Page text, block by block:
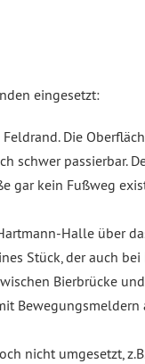
eingesetzt:
Die
schwer passierbar.
gar kein Fußweg
Halle über
Stück, der auch bei
Bierbrücke
Bewegungsmeldern
nicht umgesetzt,